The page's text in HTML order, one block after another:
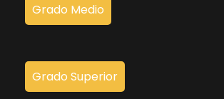
Grado Medio
Grado Superior